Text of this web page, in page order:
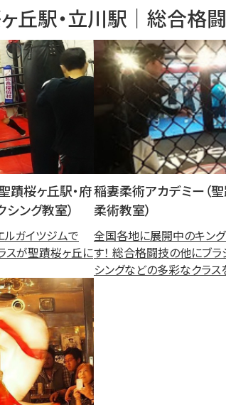
丘駅・立川駅｜総合格闘
蹟桜ヶ丘駅・府
ング教室）
ガイツジムで
スが聖蹟桜ヶ丘に
稲妻柔術アカデミー（
柔術教室）
全国各地に展開中のキン
す！ 総合格闘技の他にブラ
シングなどの多彩なクラ